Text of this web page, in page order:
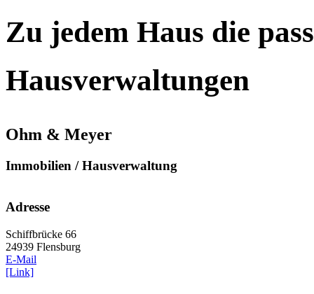
Zu jedem Haus die
Hausverwaltungen
Ohm & Meyer
Immobilien / Hausverwaltung
Adresse
Schiffbrücke 66
24939 Flensburg
E-Mail
[Link]